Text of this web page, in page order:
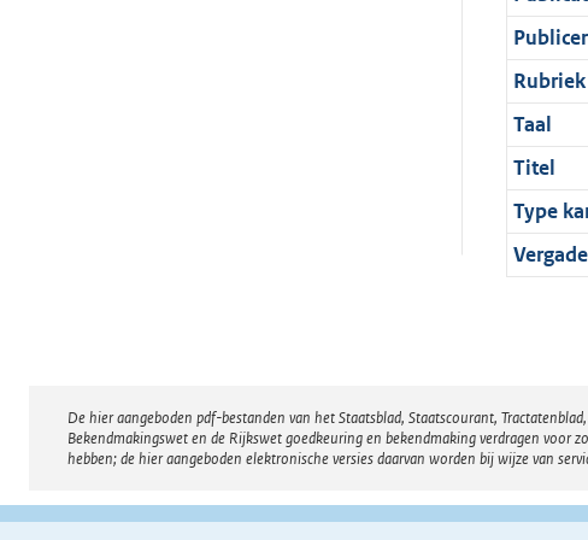
Taal
Titel
Type
Disclaimer
De hier aangeboden pdf-bestanden van het Staatsblad, Staatscourant,
Bekendmakingswet en de Rijkswet goedkeuring en bekendmaking verdragen
hebben; de hier aangeboden elektronische versies daarvan worden bij wijze van